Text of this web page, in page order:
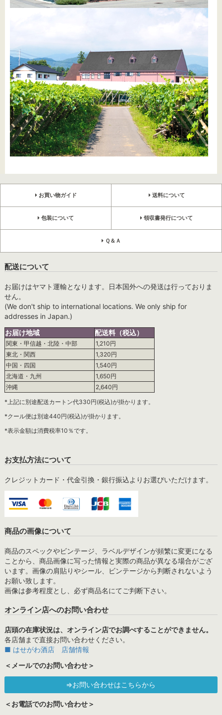
お買い物ガイド 送料について
包装について 領収書発行について
Ｑ＆Ａ
配送について
お届けはヤマト運輸となります。日本国外への発送は行っておりま
せん。
(We don't ship to international locations. We only ship for
addresses in Japan.)
お届け地域
配送料（税込）
関東・甲信越・北陸・中部
1,210円
東北・関西
1,320円
中国・四国
1,540円
北海道・九州
1,650円
沖縄
2,640円
*上記に別途配送カートン代330円(税込)が掛かります。
*クール便は別途440円(税込)が掛かります。
*表示金額は消費税率10％です。
お支払方法について
クレジットカード・代金引換・銀行振込よりお選びいただけます。
商品の画像について
商品のスペックやビンテージ、ラベルデザインが頻繁に変更になる
ことから、商品画像に写った情報と実際の商品が異なる場合がござ
います。画像の肩貼りやシール、ビンテージから判断されないよう
お願い致します。
画像は参考程度とし、必ず商品名にてご判断下さい。
オンライン店へのお問い合わせ
店頭の在庫状況は、オンライン店でお調べすることができません。
各店舗まで直接お問い合わせください。
■ はせがわ酒店 店舗情報
＜メールでのお問い合わせ＞
⇒お問い合わせはこちらから
＜お電話でのお問い合わせ＞